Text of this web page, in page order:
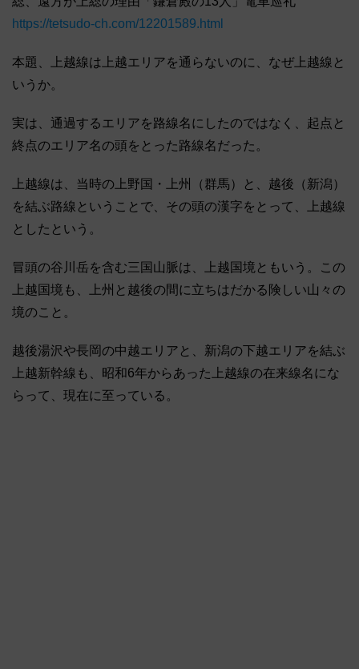
https://tetsudo-ch.com/12201589.html
本題、上越線は上越エリアを通らないのに、なぜ上越線と
いうか。
実は、通過するエリアを路線名にしたのではなく、起点と
終点のエリア名の頭をとった路線名だった。
上越線は、当時の上野国・上州（群馬）と、越後（新潟）
を結ぶ路線ということで、その頭の漢字をとって、上越線
としたという。
冒頭の谷川岳を含む三国山脈は、上越国境ともいう。この
上越国境も、上州と越後の間に立ちはだかる険しい山々の
境のこと。
越後湯沢や長岡の中越エリアと、新潟の下越エリアを結ぶ
上越新幹線も、昭和6年からあった上越線の在来線名にな
らって、現在に至っている。